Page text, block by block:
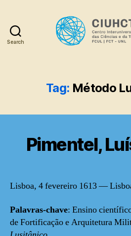
Search
Tag: Método
Pimentel,
Lisboa, 4 fevereiro 1613 —
Palavras-chave: Ensino
de Fortificação e Arquitetura